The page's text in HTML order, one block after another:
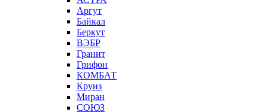
Аргут
Байкал
Беркут
ВЭБР
Гранит
Грифон
КОМБАТ
Круиз
Миран
СОЮЗ